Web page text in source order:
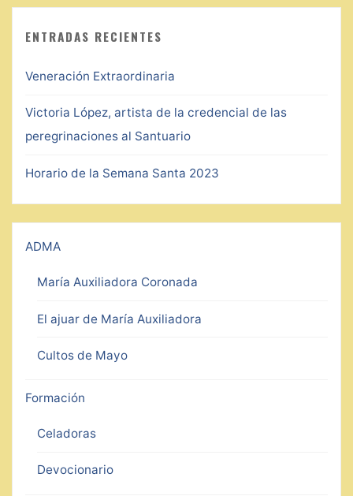
ENTRADAS RECIENTES
Veneración Extraordinaria
Victoria López, artista de la credencial de las
peregrinaciones al Santuario
Horario de la Semana Santa 2023
ADMA
María Auxiliadora Coronada
El ajuar de María Auxiliadora
Cultos de Mayo
Formación
Celadoras
Devocionario